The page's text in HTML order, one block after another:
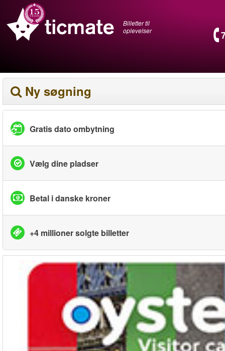
Billetter til
oplevelser
Ny søgning
Gratis dato ombytning
Vælg dine pladser
Betal i danske kroner
+4 millioner solgte billetter